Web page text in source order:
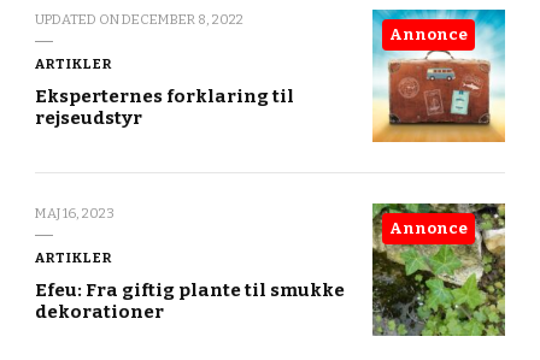
UPDATED ONDECEMBER 8, 2022
ARTIKLER
Eksperternes forklaring til
rejseudstyr
Annonce
MAJ 16, 2023
ARTIKLER
Efeu: Fra giftig plante til smukke
dekorationer
Annonce